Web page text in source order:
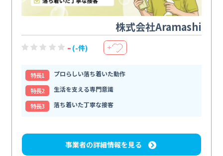
株式会社Aramashi
- (-件) ＋
特⻑1
プロらしい落ち着いた動作
特⻑2
生活を支える専門意識
特⻑3
落ち着いた丁寧な接客
事業者の詳細情報を見る